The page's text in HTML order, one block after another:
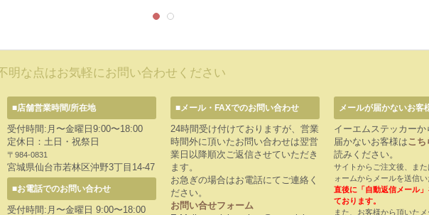
明な点はお気軽にお問い合わせください
■店舗営業時間/所在地
受付時間:月〜金曜日9:00〜18:00
定休日：土日・祝祭日
〒984-0831
宮城県仙台市若林区沖野3丁目14-47
■お電話でのお問い合わせ
受付時間:月〜金曜日 9:00〜18:00
■メール・FAXでのお問い合わせ
24時間受け付けておりますが、営業
時間外に頂いたお問い合わせは翌営
業日以降順次ご返信させていただき
ます。
お急ぎの場合はお電話にてご連絡く
ださい。
お問い合せフォーム
メールが届かないお客
イーエムステッカー
届かないお客様はこち
読みください。
サイトからご注文後、ま
ォームからメールを送信
直後に「自動返信メール
ております。
また、お客様から頂いた